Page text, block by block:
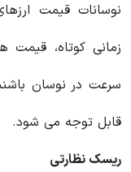
نوسانات قیمت
زمانی کوتاه،
سرعت در نوسان
قابل توجه می شود.
ریسک نظارتی